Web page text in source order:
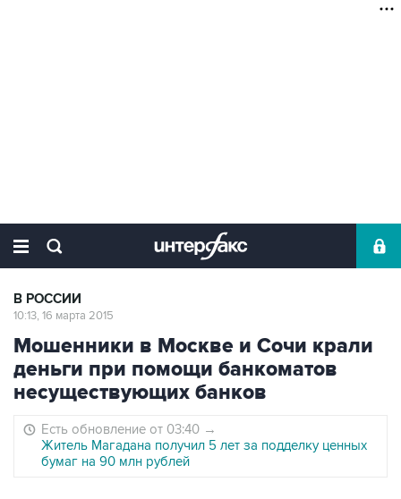
В РОССИИ
10:13, 16 марта 2015
Мошенники в Москве и Сочи крали
деньги при помощи банкоматов
несуществующих банков
Есть обновление от 03:40 →
Житель Магадана получил 5 лет за подделку ценных
бумаг на 90 млн рублей